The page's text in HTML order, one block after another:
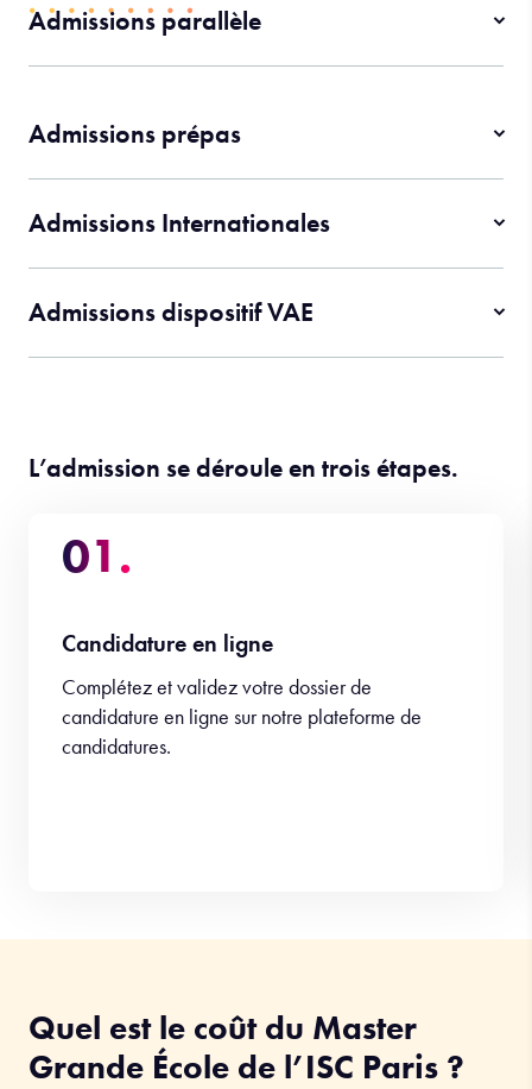
Admissions parallèle
Admissions prépas
Admissions Internationales
Admissions dispositif VAE
L’admission se déroule en trois étapes.
01.
Candidature en ligne
Complétez et validez votre dossier de
candidature en ligne sur notre plateforme de
candidatures.
Quel est le coût du Master
Grande École de l’ISC Paris ?